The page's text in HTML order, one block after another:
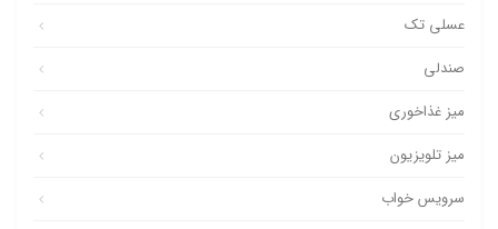
عسلی تک
صندلی
میز غذاخوری
میز تلویزیون
سرویس خواب